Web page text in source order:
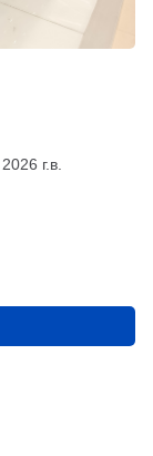
2026 г.в.